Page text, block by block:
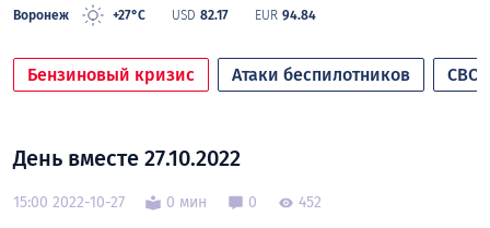
Воронеж +27°C USD 82.17 EUR 94.84
Бензиновый кризис Атаки беспилотников СВО
День вместе 27.10.2022
15:00 2022-10-27 0 мин 0 452